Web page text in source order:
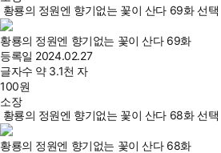
황룡의 정원엔 향기없는 꽃이 산다 69화 선택
황룡의 정원엔 향기없는 꽃이 산다 69화
등록일 2024.02.27
글자수 약 3.1천 자
100원
소장
황룡의 정원엔 향기없는 꽃이 산다 68화 선택
황룡의 정원엔 향기없는 꽃이 산다 68화